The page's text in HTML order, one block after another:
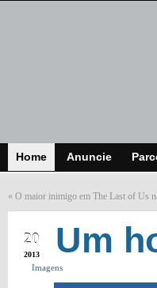
Home Anuncie
« O maior inimigo em The Last of Us
20
2013 Um
Imagens